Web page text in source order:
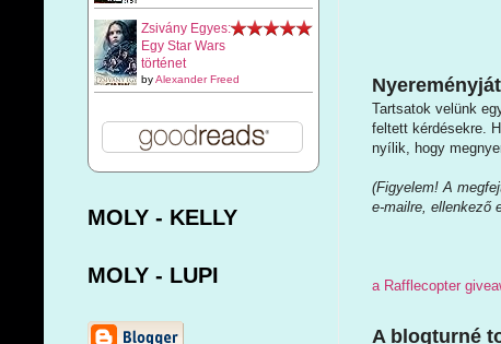
Tartsatok velünk
feltett kérdésekre.
nyílik, hogy
(Figyelem! A
e-mailre, ellenkező
a Rafflecopter
A blogturné
Zsivány Egyes:
Egy Star Wars
történet
byAlexander Freed
MOLY - KELLY
MOLY - LUPI